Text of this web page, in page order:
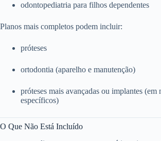
odontopediatria para filhos dependentes
Planos mais completos podem incluir:
próteses
ortodontia (aparelho e manutenção)
próteses mais avançadas ou implantes (em
específicos)
O Que Não Está Incluído